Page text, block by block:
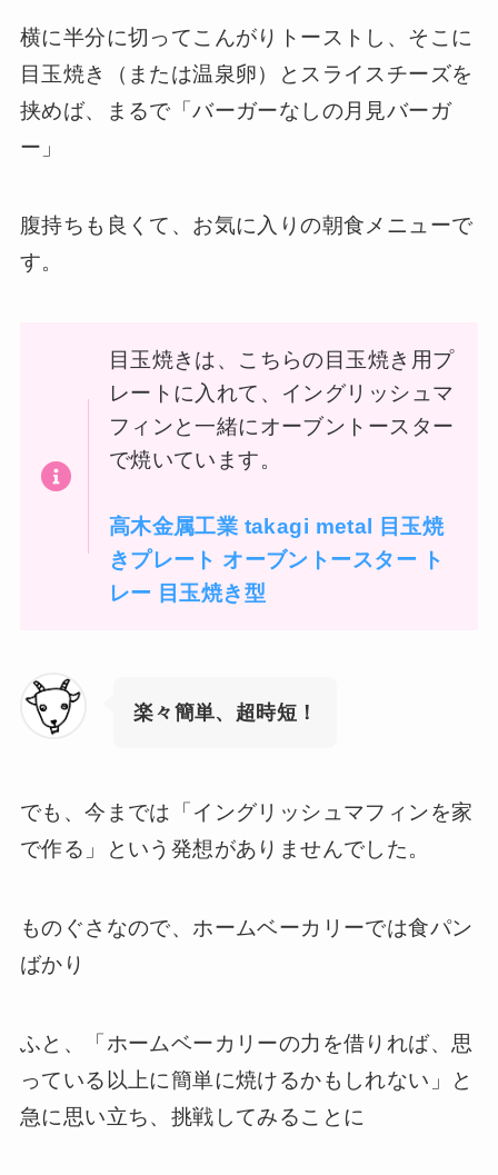
横に半分に切ってこんがりトーストし、そこに
目玉焼き（または温泉卵）とスライスチーズを
挟めば、まるで「バーガーなしの月見バーガ
ー」
腹持ちも良くて、お気に入りの朝食メニューで
す。
目玉焼きは、こちらの目玉焼き用プ
レートに入れて、イングリッシュマ
フィンと一緒にオーブントースター
で焼いています。
高木金属工業 takagi metal 目玉焼
きプレート オーブントースター ト
レー 目玉焼き型
楽々簡単、超時短！
でも、今までは「イングリッシュマフィンを家
で作る」という発想がありませんでした。
ものぐさなので、ホームベーカリーでは食パン
ばかり
ふと、「ホームベーカリーの力を借りれば、思
っている以上に簡単に焼けるかもしれない」と
急に思い立ち、挑戦してみることに